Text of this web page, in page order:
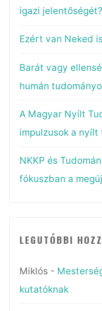
igazi jelentőségét?
Ezért van Neked
Barát vagy
humán
A Magyar Nyílt
impulzusok a
NKKP és
fókuszban a
LEGUTÓBBI
Miklós-
kutatóknak